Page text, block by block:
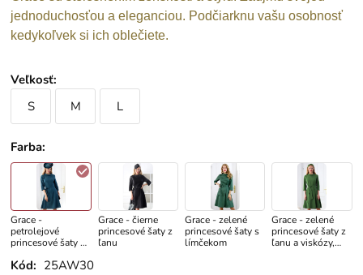
jednoduchosťou a eleganciou. Podčiarknu vašu osobnosť
kedykoľvek si ich oblečiete.
Veľkosť:
S
M L
Farba:
Grace -
petrolejové
princesové šaty z
Grace - čierne
princesové šaty z
ľanu
Grace - zelené
princesové šaty s
límčekom
Grace - zelené
princesové šaty z
ľanu a viskózy,
Kód: 25AW30